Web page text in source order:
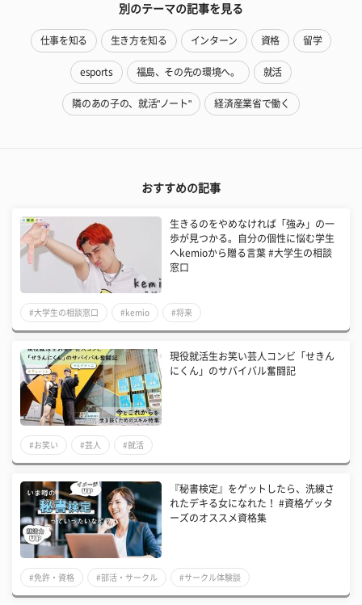
別のテーマの記事を見る
仕事を知る 生き方を知る インターン 資格 留学
esports 福島、その先の環境へ。 就活
隣のあの子の、就活"ノート" 経済産業省で働く
おすすめの記事
生きるのをやめなければ「強み」の一
歩が見つかる。自分の個性に悩む学生
へkemioから贈る言葉 #大学生の相談
窓口
#大学生の相談窓口 #kemio #将来
現役就活生お笑い芸人コンビ「せきん
にくん」のサバイバル奮闘記
#お笑い #芸人 #就活
『秘書検定』をゲットしたら、洗練さ
れたデキる女になれた！ #資格ゲッタ
ーズのオススメ資格集
#免許・資格 #部活・サークル #サークル体験談